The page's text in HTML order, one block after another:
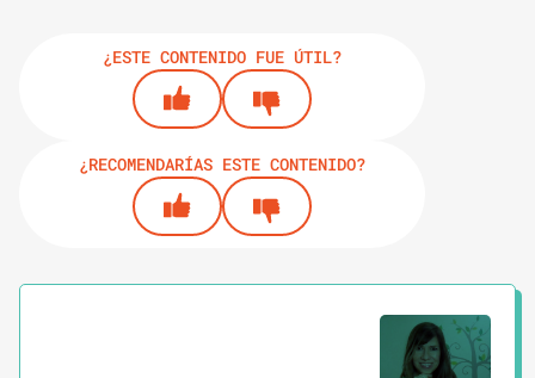
¿ESTE CONTENIDO FUE ÚTIL?
¿RECOMENDARÍAS ESTE CONTENIDO?